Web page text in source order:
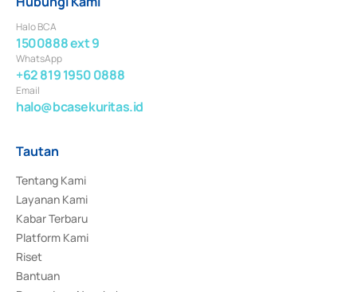
Halo BCA
1500888 ext 9
WhatsApp
+62 819 1950 0888
Email
halo@bcasekuritas.id
Tautan
Tentang Kami
Layanan Kami
Kabar Terbaru
Platform Kami
Riset
Bantuan